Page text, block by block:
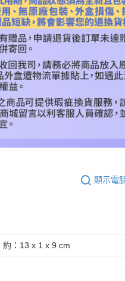
顯示電
約：13 x 1 x 9 cm